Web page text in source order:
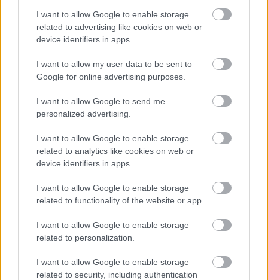
I want to allow Google to enable storage
related to advertising like cookies on web or
device identifiers in apps.
I want to allow my user data to be sent to
Google for online advertising purposes.
I want to allow Google to send me
personalized advertising.
I want to allow Google to enable storage
related to analytics like cookies on web or
device identifiers in apps.
I want to allow Google to enable storage
related to functionality of the website or app.
I want to allow Google to enable storage
related to personalization.
I want to allow Google to enable storage
related to security, including authentication